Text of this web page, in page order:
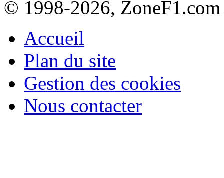
© 1998-2026, ZoneF1.com
Accueil
Plan du site
Gestion des cookies
Nous contacter